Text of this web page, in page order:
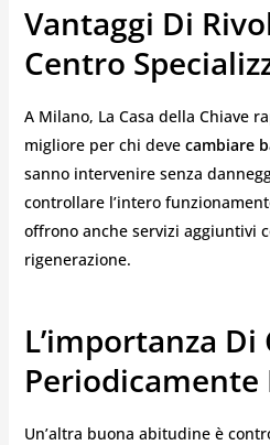
Vantaggi Di
Centro
A Milano, La Casa della Chiave
migliore per chi deve cambiare
sanno intervenire senza
controllare l’intero
offrono anche servizi aggiuntivi
rigenerazione.
L’importanza
Periodicamente
Un’altra buona abitudine è